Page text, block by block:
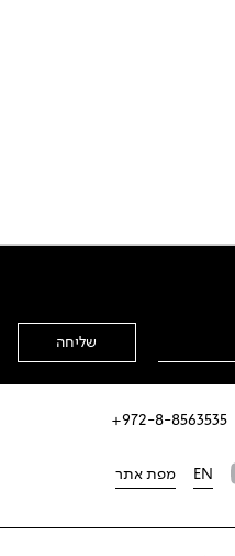
972-8-8563535+
EN מפת אתר